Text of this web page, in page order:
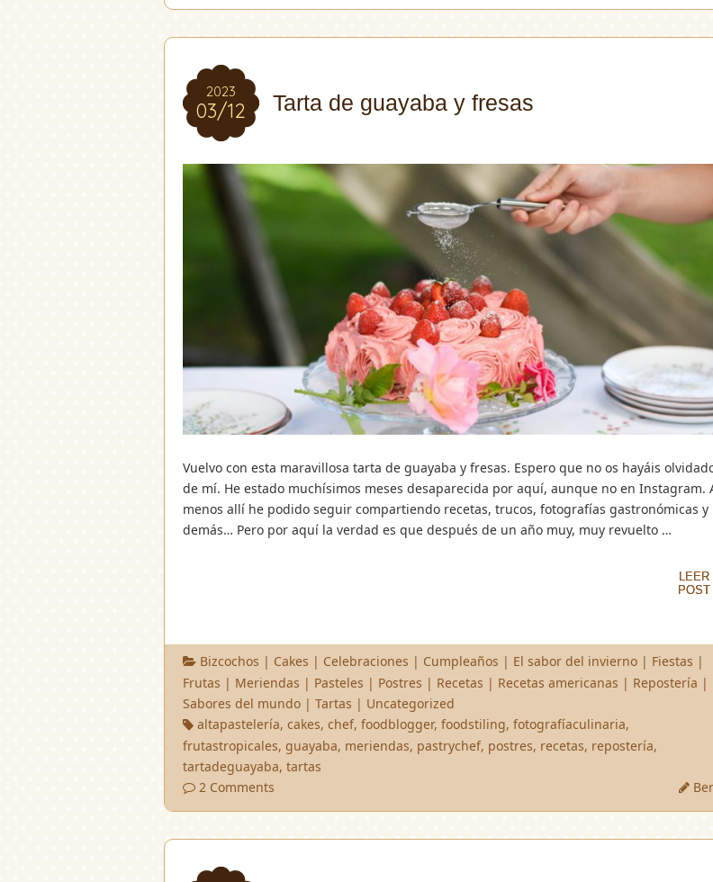
2023
03/12
2023
03/12 Tarta de guayaba y fresas
Vuelvo con esta maravillosa tarta de guayaba y fresas. Espero que no os hayáis
de mí. He estado muchísimos meses desaparecida por aquí, aunque no en Instagram.
menos allí he podido seguir compartiendo recetas, trucos, fotografías gastronómicas y
demás… Pero por aquí la verdad es que después de un año muy, muy revuelto …
LEER
POST
LEER
POST
Bizcochos | Cakes | Celebraciones | Cumpleaños | El sabor del invierno | Fiestas |
Frutas | Meriendas | Pasteles | Postres | Recetas | Recetas americanas | Repostería |
Sabores del mundo | Tartas | Uncategorized
altapastelería,cakes,chef,foodblogger,foodstiling,fotografíaculinaria,
frutastropicales, guayaba, meriendas, pastrychef, postres, recetas, repostería,
tartadeguayaba, tartas
2 Comments